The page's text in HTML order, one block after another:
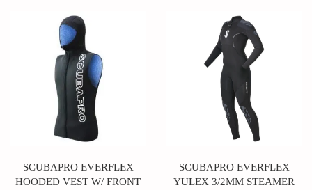
SCUBAPRO EVERFLEX
HOODED VEST W/ FRONT
SCUBAPRO EVERFLEX
YULEX 3/2MM STEAMER